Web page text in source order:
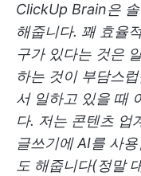
ClickUp Brain은
해줍니다. 꽤 효율
구가 있다는 것은
하는 것이 부담스
서 일하고 있을 때
다. 저는 콘텐츠 업
글쓰기에 AI를 사
도 해줍니다(정말